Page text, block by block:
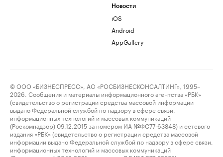
Новости
iOS
Android
AppGallery
© ООО «БИЗНЕСПРЕСС», АО «РОСБИЗНЕСКОНСАЛТИНГ», 1995–
2026. Сообщения и материалы информационного агентства «РБК»
(свидетельство о регистрации средства массовой информации
выдано Федеральной службой по надзору в сфере связи,
информационных технологий и массовых коммуникаций
(Роскомнадзор) 09.12.2015 за номером ИА №ФС77-63848) и сетевого
издания «РБК» (свидетельство о регистрации средства массовой
информации выдано Федеральной службой по надзору в сфере связи,
информационных технологий и массовых коммуникаций